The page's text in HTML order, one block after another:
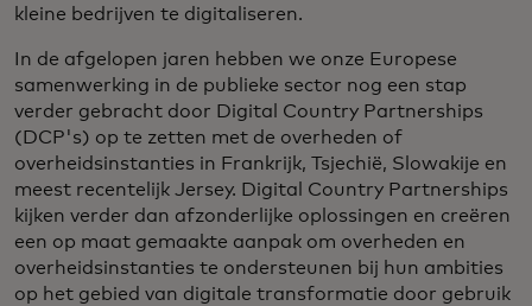
kleine bedrijven te digitaliseren.
In de afgelopen jaren hebben we onze Europese
samenwerking in de publieke sector nog een stap
verder gebracht door Digital Country Partnerships
(DCP's) op te zetten met de overheden of
overheidsinstanties in Frankrijk, Tsjechië, Slowakije en
meest recentelijk Jersey. Digital Country Partnerships
kijken verder dan afzonderlijke oplossingen en creëren
een op maat gemaakte aanpak om overheden en
overheidsinstanties te ondersteunen bij hun ambities
op het gebied van digitale transformatie door gebruik